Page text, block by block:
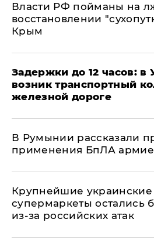
Власти РФ пойманы на
восстановлении
Крым
Задержки до 12 часов: в
возник транспортный
железной дороге
В Румынии рассказали
применения БпЛА
Крупнейшие украинские
супермаркеты остались
из-за российских атак